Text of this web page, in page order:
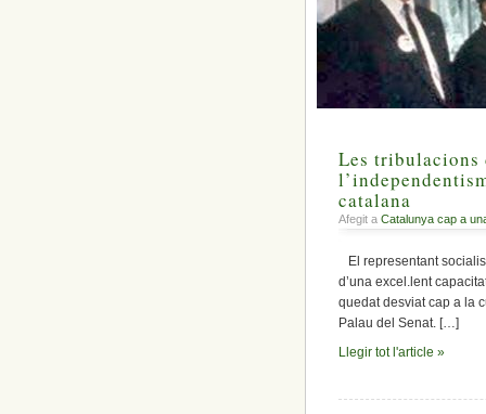
Les tribulacions
catalana
Afegit a Catalunya cap a
El representant
d’una excel.lent
quedat desviat cap a la
Palau del Senat. […]
Llegir tot l'article »